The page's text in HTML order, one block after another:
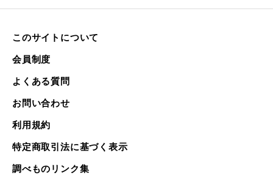
このサイトについて
会員制度
よくある質問
お問い合わせ
利用規約
特定商取引法に基づく表示
調べものリンク集